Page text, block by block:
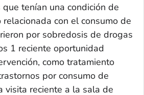
tenían una condición de
con el consumo de
por sobredosis de drogas
1 reciente oportunidad
como tratamiento
por consumo de
visita reciente a la sala de